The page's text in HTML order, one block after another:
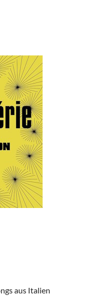
aus Italien